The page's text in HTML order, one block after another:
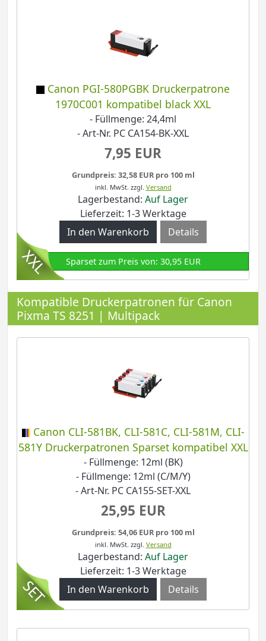
Canon PGI-580PGBK Druckerpatrone
1970C001 kompatibel black XXL
- Füllmenge: 24,4ml
- Art-Nr. PC CA154-BK-XXL
7,95 EUR
Grundpreis: 32,58 EUR pro 100 ml
inkl. MwSt. zzgl. Versand
Lagerbestand: Auf Lager
Lieferzeit: 1-3 Werktage
Details
Sparset zum Preis von: 30,95 EUR
Kompatible Druckerpatronen für Canon
Pixma TS 8251 | Multipack
Canon CLI-581BK, CLI-581C, CLI-581M, CLI-
581Y Druckerpatronen Sparset kompatibel XXL
- Füllmenge: 12ml (BK)
- Füllmenge: 12ml (C/M/Y)
- Art-Nr. PC CA155-SET-XXL
25,95 EUR
Grundpreis: 54,06 EUR pro 100 ml
inkl. MwSt. zzgl. Versand
Lagerbestand: Auf Lager
Lieferzeit: 1-3 Werktage
Details